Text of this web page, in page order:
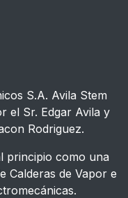
S.A. Avila Stem
el Sr. Edgar Avila y
Rodriguez.
principio como una
de Vapor e